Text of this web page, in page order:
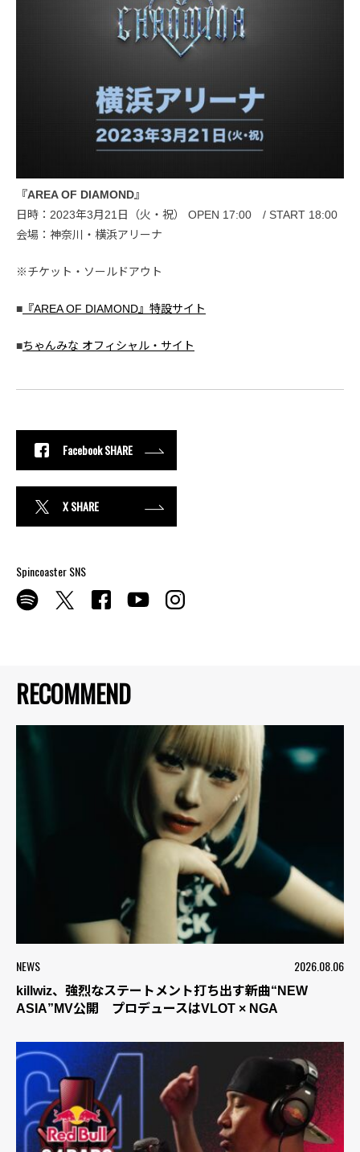
RECOMMEND
NEWS 2026.08.06
killwiz、強烈なステートメント打ち出す新曲“NEW
ASIA”MV公開 プロデュースはVLOT × NGA
『AREA OF DIAMOND』
日時：2023年3月21日（火・祝） OPEN 17:00 / START 18:00
会場：神奈川・横浜アリーナ
※チケット・ソールドアウト
■ 『AREA OF DIAMOND』特設サイト
■ちゃんみな オフィシャル・サイト
Facebook SHARE
X SHARE
Spincoaster SNS